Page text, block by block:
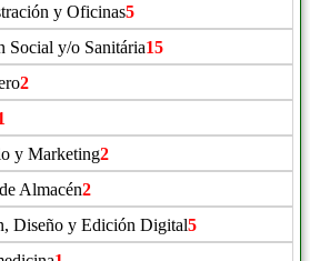
y Oficinas5
Social y/o Sanitária15
2
y Marketing2
Almacén2
Diseño y Edición Digital5